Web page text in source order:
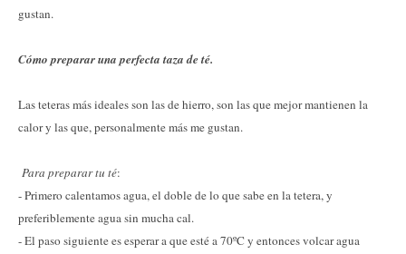
gustan.
Cómo preparar una perfecta taza de té.
Las teteras más ideales son las de hierro, son las que mejor mantienen la
calor y las que, personalmente más me gustan.
Para preparar tu té:
- Primero calentamos agua, el doble de lo que sabe en la tetera, y
preferiblemente agua sin mucha cal.
- El paso siguiente es esperar a que esté a 70ºC y entonces volcar agua